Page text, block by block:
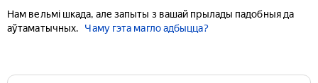
Нам вельмі шкада, але запыты з вашай прылады падобныя да
аўтаматычных.
Чаму гэта магло адбыцца?